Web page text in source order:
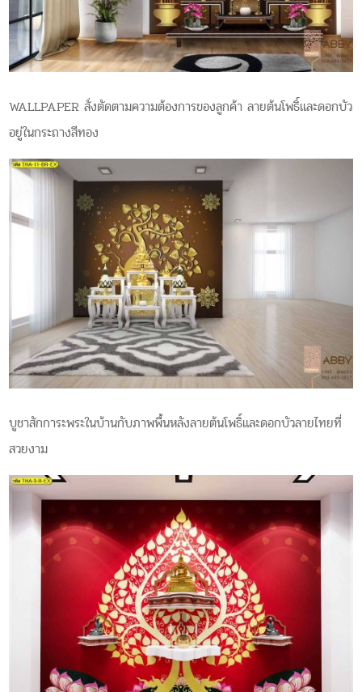
WALLPAPER สั่งตัดตามความต้องการของลูกค้า ลายต้นโพธิ์และดอกบัว
อยู่ในกระถางสีทอง
บูชาสักการะพระในบ้านกับภาพพื้นหลังลายต้นโพธิ์และดอกบัวลายไทยที่
สวยงาม